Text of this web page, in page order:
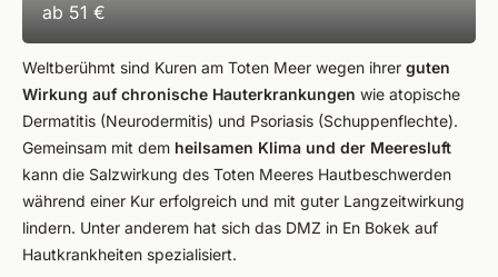
ab 51 €
Weltberühmt sind Kuren am Toten Meer wegen ihrer guten
Wirkung auf chronische Hauterkrankungen wie atopische
Dermatitis (Neurodermitis) und Psoriasis (Schuppenflechte).
Gemeinsam mit dem heilsamen Klima und der Meeresluft
kann die Salzwirkung des Toten Meeres Hautbeschwerden
während einer Kur erfolgreich und mit guter Langzeitwirkung
lindern. Unter anderem hat sich das DMZ in En Bokek auf
Hautkrankheiten spezialisiert.